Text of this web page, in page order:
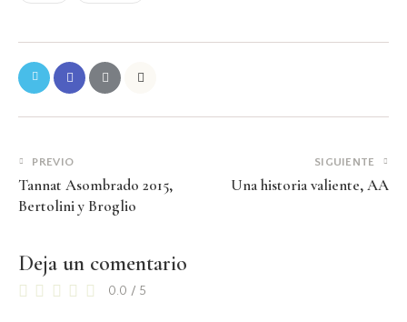
PREVIO
Tannat Asombrado 2015,
Bertolini y Broglio
SIGUIENTE
Una historia valiente, AA
Deja un comentario
0.0 / 5